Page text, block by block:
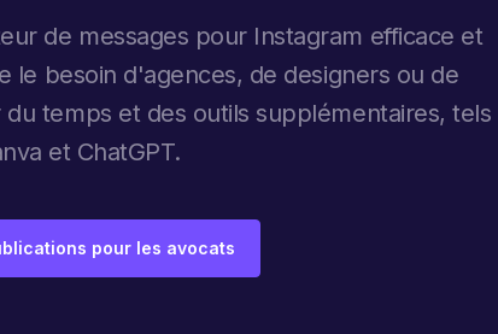
de messages pour Instagram efficace et
le besoin d'agences, de designers ou de
temps et des outils supplémentaires, tels
et ChatGPT.
pour les avocats